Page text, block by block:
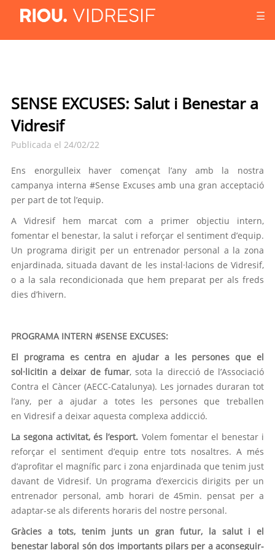
☰
SENSE EXCUSES: Salut i Benestar a
Vidresif
Publicada el 24/02/22
Ens enorgulleix haver començat l’any amb la nostra
campanya interna #Sense Excuses amb una gran acceptació
per part de tot l’equip.
A Vidresif hem marcat com a primer objectiu intern,
fomentar el benestar, la salut i reforçar el sentiment d’equip.
Un programa dirigit per un entrenador personal a la zona
enjardinada, situada davant de les instal·lacions de Vidresif,
o a la sala recondicionada que hem preparat per als freds
dies d’hivern.
PROGRAMA INTERN #SENSE EXCUSES:
El programa es centra en ajudar a les persones que el
sol·licitin a deixar de fumar, sota la direcció de l’Associació
Contra el Càncer (AECC-Catalunya). Les jornades duraran tot
l’any, per a ajudar a totes les persones que treballen
en Vidresif a deixar aquesta complexa addicció.
La segona activitat, és l’esport. Volem fomentar el benestar i
reforçar el sentiment d’equip entre tots nosaltres. A més
d’aprofitar el magnífic parc i zona enjardinada que tenim just
davant de Vidresif. Un programa d’exercicis dirigits per un
entrenador personal, amb horari de 45min. pensat per a
adaptar-se als diferents horaris del nostre personal.
Gràcies a tots, tenim junts un gran futur, la salut i el
benestar laboral són dos importants pilars per a aconseguir-